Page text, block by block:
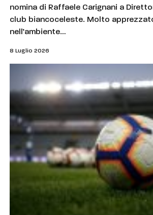
nomina di Raffaele Carignani a
club biancoceleste. Molto
nell’ambiente…
8 Luglio 2026